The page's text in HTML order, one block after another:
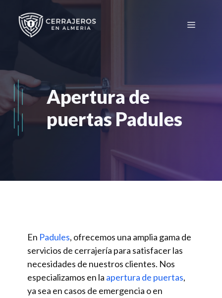
contenido
Menú
Apertura de
puertas Padules
En Padules, ofrecemos una amplia gama de
servicios de cerrajería para satisfacer las
necesidades de nuestros clientes. Nos
especializamos en la apertura de puertas,
ya sea en casos de emergencia o en